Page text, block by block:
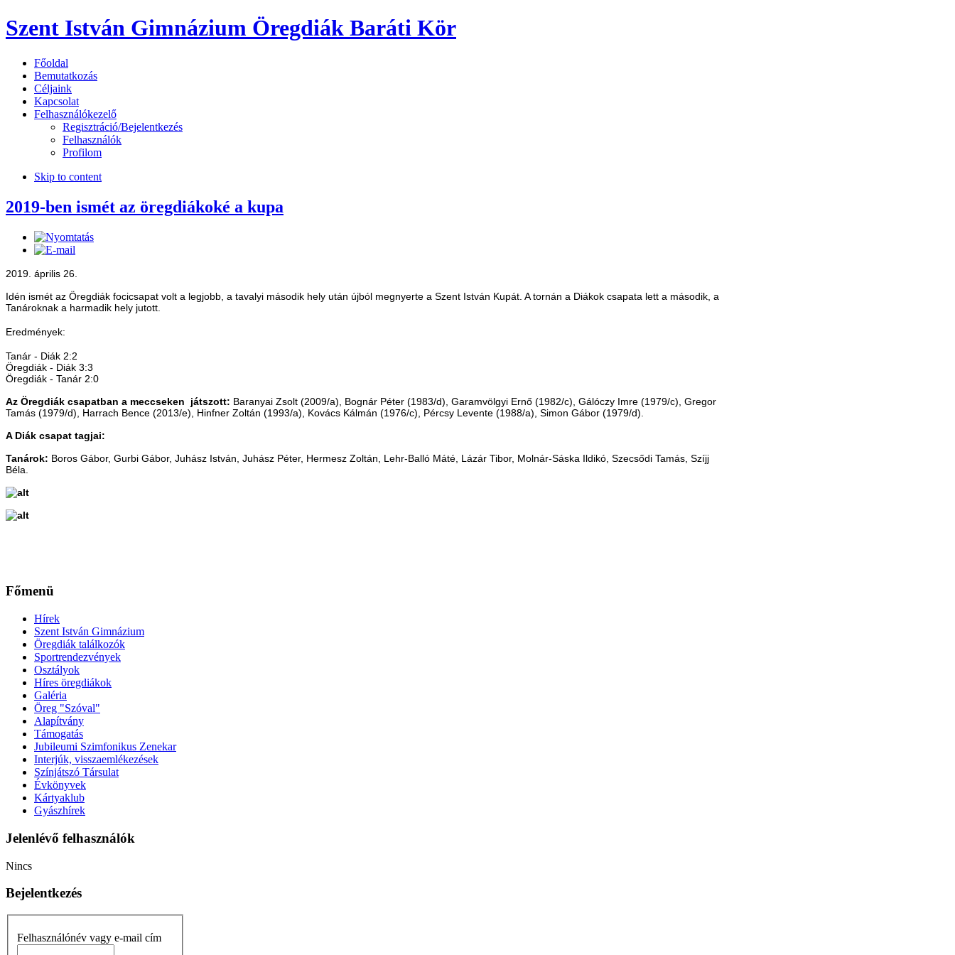
Szent István Gimnázium Öregdiák Baráti Kör
Főoldal
Bemutatkozás
Céljaink
Kapcsolat
Felhasználókezelő
Regisztráció/Bejelentkezés
Felhasználók
Profilom
Skip to content
2019-ben ismét az öregdiákoké a kupa
2019. április 26.
Idén ismét az Öregdiák focicsapat volt a legjobb, a tavalyi második hely után újból megnyerte a Szent István Kupát. A tornán a Diákok csapata lett a második, a
Tanároknak a harmadik hely jutott.
Eredmények:
Tanár - Diák 2:2
Öregdiák - Diák 3:3
Öregdiák - Tanár 2:0
Az Öregdiák csapatban a meccseken játszott: Baranyai Zsolt (2009/a), Bognár Péter (1983/d), Garamvölgyi Ernő (1982/c), Gálóczy Imre (1979/c), Gregor
Tamás (1979/d), Harrach Bence (2013/e), Hinfner Zoltán (1993/a), Kovács Kálmán (1976/c), Pércsy Levente (1988/a), Simon Gábor (1979/d).
A Diák csapat tagjai:
Tanárok: Boros Gábor, Gurbi Gábor, Juhász István, Juhász Péter, Hermesz Zoltán,
Lehr-Balló Máté, Lázár Tibor, Molnár-Sáska Ildikó, Szecsődi Tamás, Szíjj
Béla.
Főmenü
Hírek
Szent István Gimnázium
Öregdiák találkozók
Sportrendezvények
Osztályok
Híres öregdiákok
Galéria
Öreg "Szóval"
Alapítvány
Támogatás
Jubileumi Szimfonikus Zenekar
Interjúk, visszaemlékezések
Színjátszó Társulat
Évkönyvek
Kártyaklub
Gyászhírek
Jelenlévő felhasználók
Nincs
Bejelentkezés
Felhasználónév vagy e-mail cím